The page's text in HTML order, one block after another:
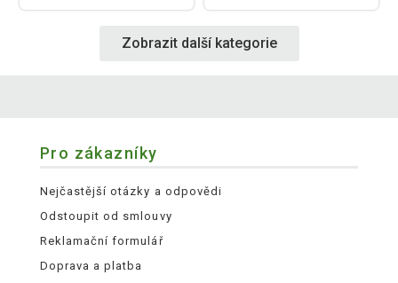
Zobrazit další kategorie
Pro zákazníky
Nejčastější otázky a odpovědi
Odstoupit od smlouvy
Reklamační formulář
Doprava a platba